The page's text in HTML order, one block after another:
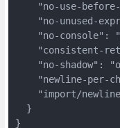
"no-use-before-
"no-unused-
"no-console":
"consistent-
"no-shadow":
"newline-per-
"import/
  }
}